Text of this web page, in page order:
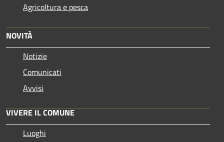
Agricoltura e pesca
NOVITÀ
Notizie
Comunicati
Avvisi
VIVERE IL COMUNE
Luoghi